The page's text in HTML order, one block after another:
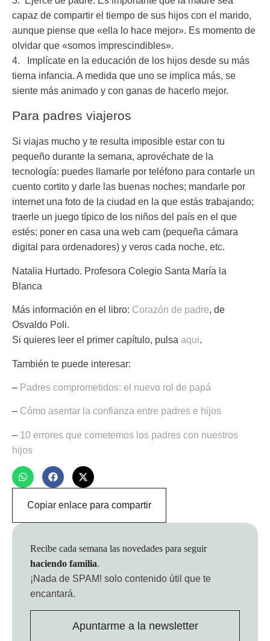
capaz de compartir el tiempo de sus hijos con el marido,
aunque piense que «ella lo hace mejor». Es momento de
olvidar que «somos imprescindibles».
4. Implícate en la educación de los hijos desde su más
tierna infancia. A medida que uno se implica más, se
siente más animado y con ganas de hacerlo mejor.
Para padres viajeros
Si viajas mucho y te resulta imposible estar con tu
pequeño durante la semana, aprovéchate de la
tecnología: puedes llamarle por teléfono para contarle un
cuento cortito y darle las buenas noches; mandarle por
internet una foto de la ciudad en la que estás trabajando;
traerle un juego típico de los niños del país en el que
estés; poner en casa una web cam (pequeña cámara
digital para ordenadores) y veros cada noche, etc.
Natalia Hurtado. Profesora Colegio Santa María la
Blanca
Más información en el libro: Corazón de padre, de
Osvaldo Poli.
Si quieres leer el primer capítulo, pulsa aqui.
También te puede interesar:
– Padres comprometidos: el nuevo rol de papá
– Cómo asentar la confianza entre padres e hijos
– 10 errores que cometemos los padres con nuestros
hijos
Copiar enlace para compartir
Recibe cada semana las novedades para seguir
haciendo familia.
¡Nada de SPAM! solo contenido útil que te
encantará.
Apuntarme a la newsletter